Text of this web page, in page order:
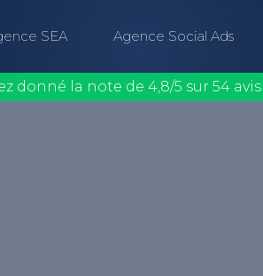
SEA Agence Social Ads
donné la note de 4,8/5 sur 54 avis